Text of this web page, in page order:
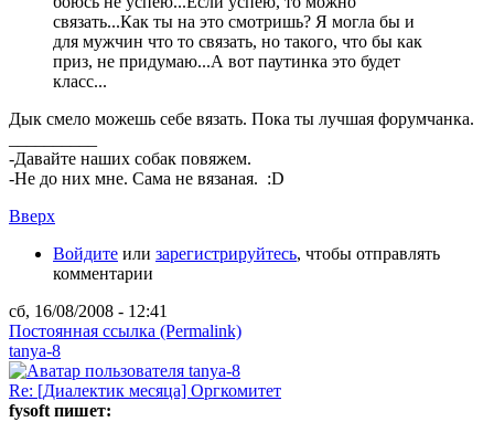
связать...Как ты на это смотришь? Я могла бы и
для мужчин что то связать, но такого, что бы как
приз, не придумаю...А вот паутинка это будет
класс...
Дык смело можешь себе вязать. Пока ты лучшая форумчанка.
-Давайте наших собак повяжем.
-Не до них мне. Сама не вязаная. :D
Вверх
Войдите или зарегистрируйтесь, чтобы отправлять
комментарии
сб, 16/08/2008 - 12:41
Постоянная ссылка (Permalink)
tanya-8
Re: [Диалектик месяца] Оргкомитет
fysoft пишет: